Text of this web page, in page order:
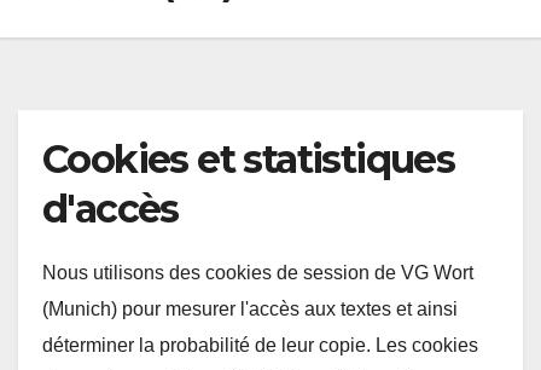
Cookies et statistiques
d'accès
Nous utilisons des cookies de session de VG Wort
(Munich) pour mesurer l'accès aux textes et ainsi
déterminer la probabilité de leur copie. Les cookies